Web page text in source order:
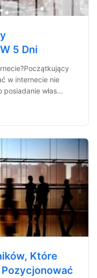
5 Dni
w internecie nie
włas...
Które